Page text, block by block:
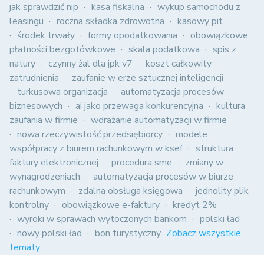
jak sprawdzić nip kasa fiskalna
wykup samochodu z
leasingu
roczna składka zdrowotna
kasowy pit
środek trwały
formy opodatkowania
obowiązkowe
płatności bezgotówkowe
skala podatkowa
spis z
natury
czynny żal dla jpk v7
koszt całkowity
zatrudnienia
zaufanie w erze sztucznej inteligencji
turkusowa organizacja
automatyzacja procesów
biznesowych
ai jako przewaga konkurencyjna
kultura
zaufania w firmie
wdrażanie automatyzacji w firmie
nowa rzeczywistość przedsiębiorcy
modele
współpracy z biurem rachunkowym w ksef
struktura
faktury elektronicznej
procedura sme
zmiany w
wynagrodzeniach
automatyzacja procesów w biurze
rachunkowym
zdalna obsługa księgowa
jednolity plik
kontrolny
obowiązkowe e-faktury
kredyt 2%
wyroki w sprawach wytoczonych bankom
polski ład
nowy polski ład
bon turystyczny Zobacz wszystkie
tematy